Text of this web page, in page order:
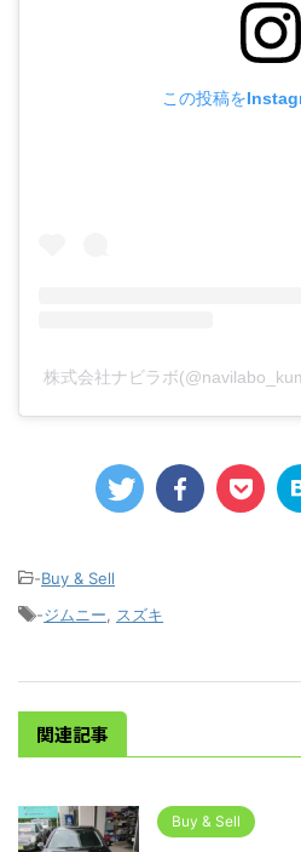
この投稿を
株式会社ナビラボ
-Buy & Sell
-ジムニー, スズキ
関連記事
Buy & Sell